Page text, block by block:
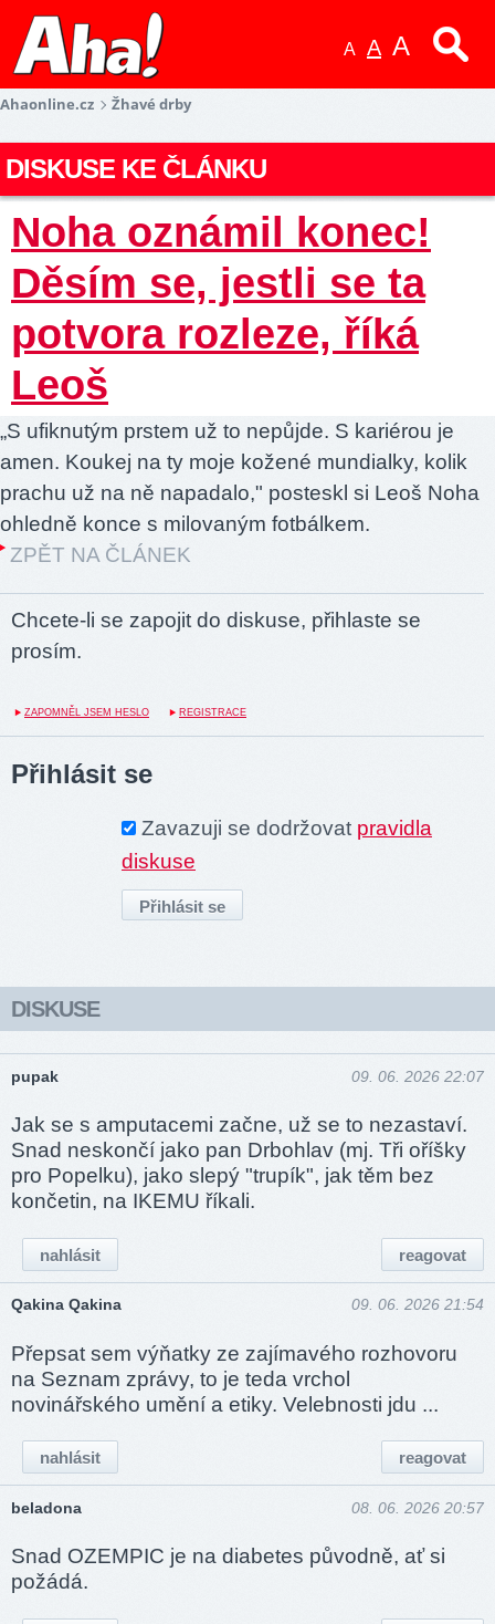
A A A
Ahaonline.cz Žhavé drby
DISKUSE KE ČLÁNKU
Noha oznámil konec!
Děsím se, jestli se ta
potvora rozleze, říká
Leoš
„S ufiknutým prstem už to nepůjde. S kariérou je
amen. Koukej na ty moje kožené mundialky, kolik
prachu už na ně napadalo," posteskl si Leoš Noha
ohledně konce s milovaným fotbálkem.
ZPĚT NA ČLÁNEK
Chcete-li se zapojit do diskuse, přihlaste se
prosím.
ZAPOMNĚL JSEM HESLO REGISTRACE
Přihlásit se
Zavazuji se dodržovat pravidla
diskuse
DISKUSE
pupak 09. 06. 2026 22:07
Jak se s amputacemi začne, už se to nezastaví.
Snad neskončí jako pan Drbohlav (mj. Tři oříšky
pro Popelku), jako slepý "trupík", jak těm bez
končetin, na IKEMU říkali.
reagovat
nahlásit
Qakina Qakina 09. 06. 2026 21:54
Přepsat sem výňatky ze zajímavého rozhovoru
na Seznam zprávy, to je teda vrchol
novinářského umění a etiky. Velebnosti jdu ...
reagovat
nahlásit
beladona 08. 06. 2026 20:57
Snad OZEMPIC je na diabetes původně, ať si
požádá.